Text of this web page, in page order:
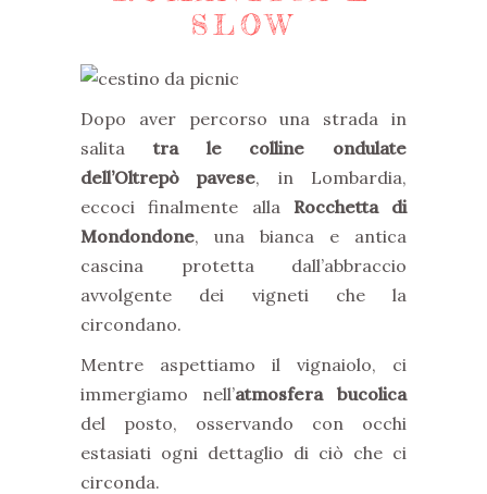
SLOW
Dopo aver percorso una strada in
salita tra le colline ondulate
dell’Oltrepò pavese, in Lombardia,
eccoci finalmente alla Rocchetta di
Mondondone, una bianca e antica
cascina protetta dall’abbraccio
avvolgente dei vigneti che la
circondano.
Mentre aspettiamo il vignaiolo, ci
immergiamo nell’atmosfera bucolica
del posto, osservando con occhi
estasiati ogni dettaglio di ciò che ci
circonda.